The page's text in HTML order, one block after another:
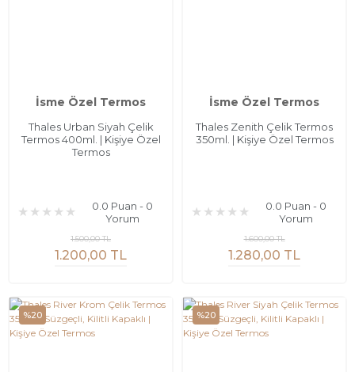
İsme Özel Termos
Thales Urban Siyah Çelik
Termos 400ml. | Kişiye Özel
Termos
0.0 Puan - 0
Yorum
1.200,00 TL
1.500,00 TL
İsme Özel Termos
Thales Zenith Çelik Termos
350ml. | Kişiye Özel Termos
0.0 Puan - 0
Yorum
1.280,00 TL
1.600,00 TL
%20 %20